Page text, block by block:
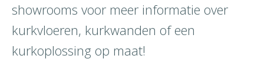
showrooms voor meer informatie over
kurkvloeren, kurkwanden of een
kurkoplossing op maat!